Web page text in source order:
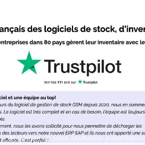
GSM Gestion de Stock Modulaire: présentation